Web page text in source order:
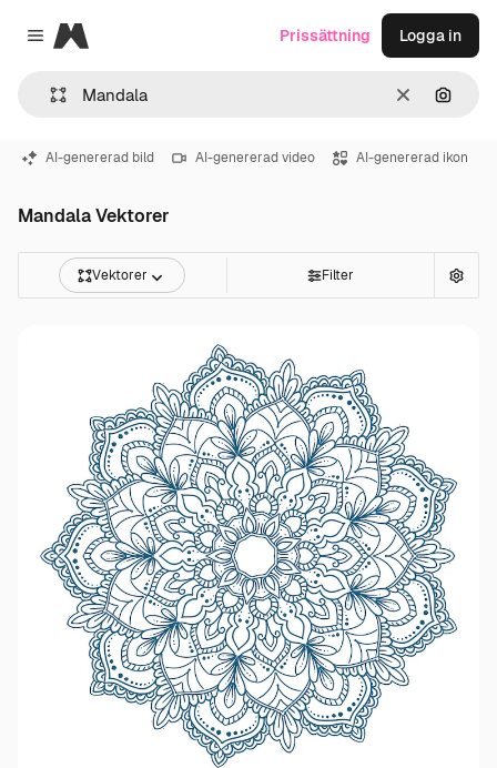
Close menu
Magnific
RensaSök
Prissättning Logga in
AI-genererad bild AI-genererad video AI-genererad ikon
Mandala Vektorer
Vektorer Filter